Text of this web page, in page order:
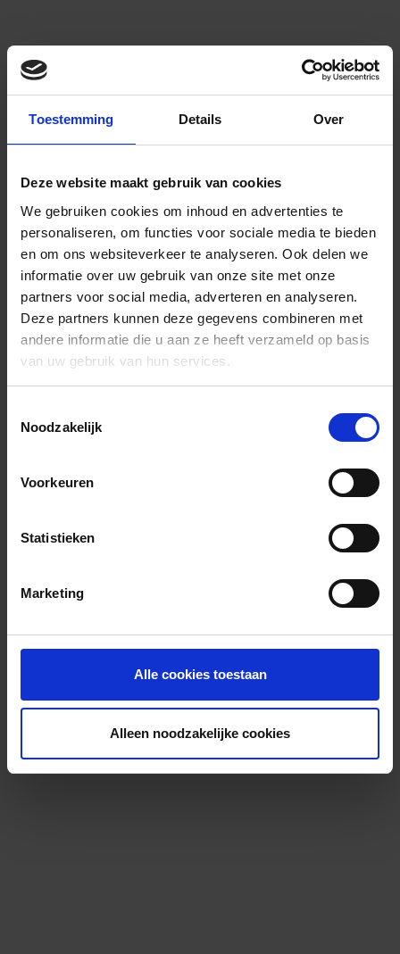
Toestemming Details Over
Deze website maakt gebruik van cookies
We gebruiken cookies om inhoud en advertenties te
personaliseren, om functies voor sociale media te bieden
en om ons websiteverkeer te analyseren. Ook delen we
informatie over uw gebruik van onze site met onze
partners voor social media, adverteren en analyseren.
Deze partners kunnen deze gegevens combineren met
andere informatie die u aan ze heeft verzameld op basis
van uw gebruik van hun services.
Noodzakelijk
Voorkeuren
Statistieken
Marketing
Alle cookies toestaan
Alleen noodzakelijke cookies